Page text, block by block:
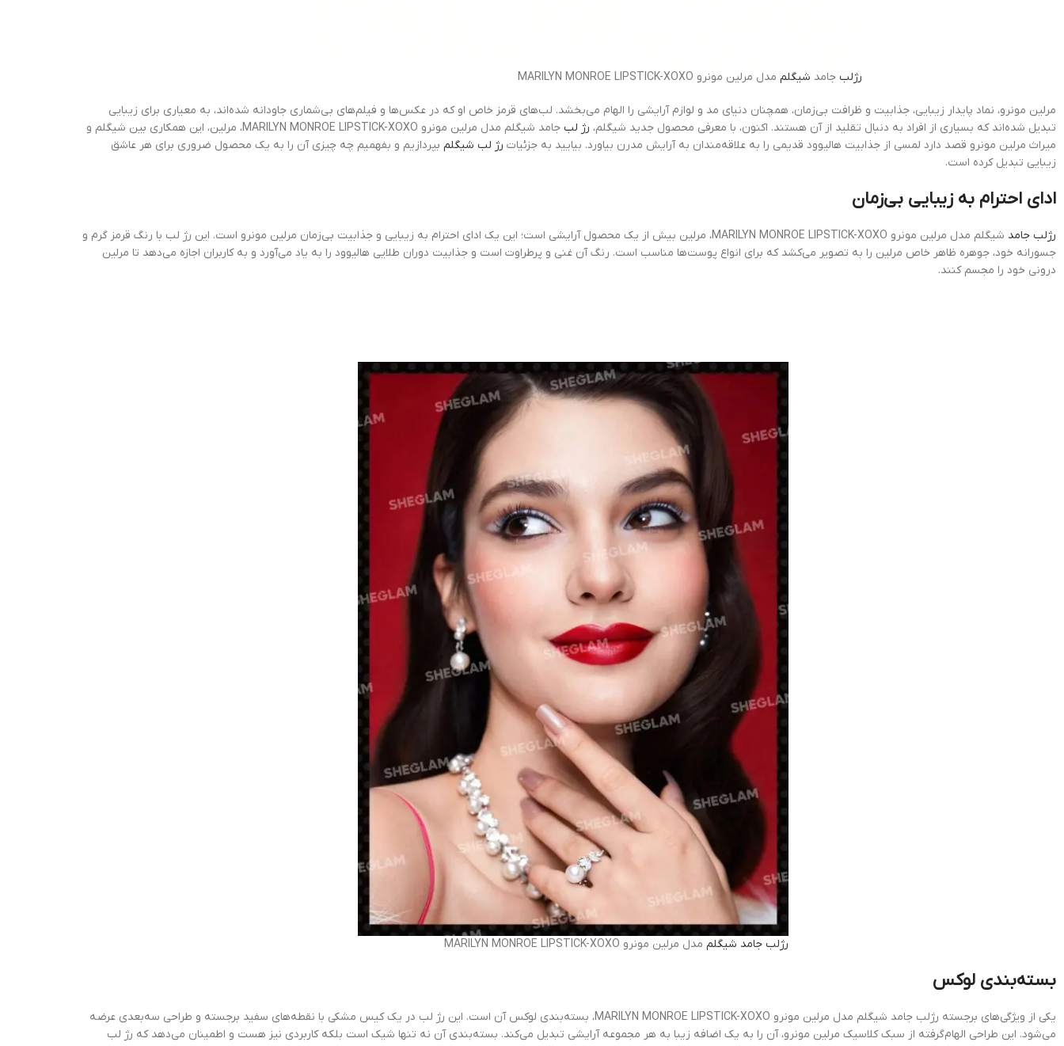
رژلب جامد شیگلم مدل مرلین مونرو MARILYN MONROE LIPSTICK-XOXO
مرلین مونرو، نماد پایدار زیبایی، جذابیت و ظرافت بی‌زمان، همچنان دنیای مد و لوازم آرایشی را الهام می‌بخشد. لب‌های قرمز خاص او که در عکس‌ها و فیلم‌های بی‌شماری جاودانه شده‌اند، به معیاری برای زیبایی
تبدیل شده‌اند که بسیاری از افراد به دنبال تقلید از آن هستند. اکنون، با معرفی محصول جدید شیگلم، رژ لب
جامد شیگلم مدل مرلین مونرو MARILYN MONROE LIPSTICK-XOXO، مرلین، این همکاری بین شیگلم و
میراث مرلین مونرو قصد دارد لمسی از جذابیت هالیوود قدیمی را به علاقه‌مندان به آرایش مدرن بیاورد. بیایید به جزئیات رژ لب شیگلم بپردازیم و بفهمیم چه چیزی آن را به یک محصول ضروری برای هر عاشق
زیبایی تبدیل کرده است.
ادای احترام به زیبایی بی‌زمان
رژلب جامد
شیگلم مدل مرلین مونرو MARILYN MONROE LIPSTICK-XOXO، مرلین بیش از یک محصول آرایشی است؛ این یک ادای احترام به زیبایی و جذابیت بی‌زمان مرلین مونرو است. این رژ لب با رنگ قرمز گرم و
جسورانه خود، جوهره ظاهر خاص مرلین را به تصویر می‌کشد که برای انواع پوست‌ها مناسب است. رنگ آن غنی و پرطراوت است و جذابیت دوران طلایی هالیوود را به یاد می‌آورد و به کاربران اجازه می‌دهد تا مرلین
درونی خود را مجسم کنند.
رژلب جامد شیگلم مدل مرلین مونرو MARILYN MONROE LIPSTICK-XOXO
بسته‌بندی لوکس
یکی از ویژگی‌های برجسته رژلب جامد شیگلم مدل مرلین مونرو MARILYN MONROE LIPSTICK-XOXO، بسته‌بندی لوکس آن است. این رژ لب در یک کیس مشکی با نقطه‌های سفید برجسته و طراحی سه‌بعدی عرضه
می‌شود. این طراحی الهام‌گرفته از سبک کلاسیک مرلین مونرو، آن را به یک اضافه زیبا به هر مجموعه آرایشی تبدیل می‌کند. بسته‌بندی آن نه تنها شیک است بلکه کاربردی نیز هست و اطمینان می‌دهد که رژ لب